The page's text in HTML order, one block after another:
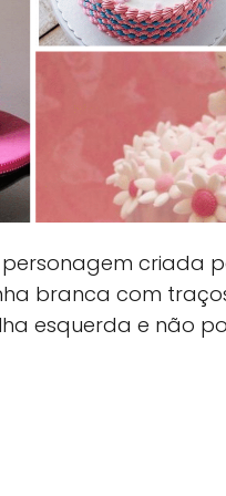
personagem criada
branca com
esquerda e não